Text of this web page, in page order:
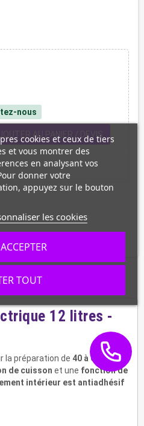
nous
AU PANIER / DEVIS
12 litres -
la préparation de 40 à 60
de cuisson et une fonction de
intérieur est antiadhésif
cookies et ceux de tiers
et vous montrer des
en analysant vos
donner votre
appuyez sur le bouton
les cookies
TOUT